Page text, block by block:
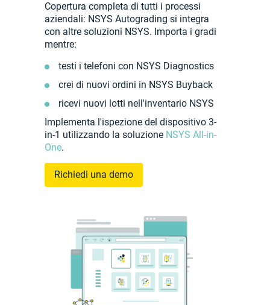
Copertura completa di tutti i processi
aziendali: NSYS Autograding si integra
con altre soluzioni NSYS. Importa i gradi
mentre:
testi i telefoni con NSYS Diagnostics
crei di nuovi ordini in NSYS Buyback
ricevi nuovi lotti nell'inventario NSYS
Implementa l'ispezione del dispositivo 3-
in-1 utilizzando la soluzione NSYS All-in-
One.
Richiedi una demo